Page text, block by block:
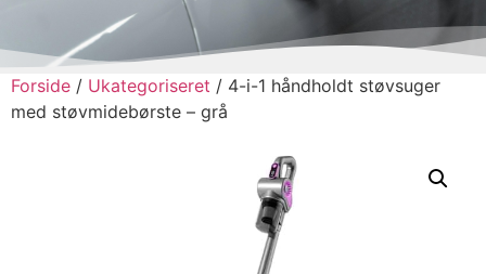
Forside / Ukategoriseret / 4-i-1 håndholdt støvsuger
med støvmidebørste – grå